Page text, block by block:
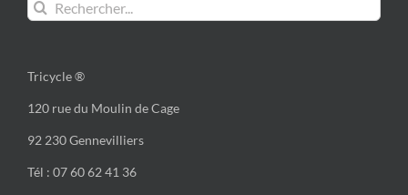
Rechercher:
Tricycle ®
120 rue du Moulin de Cage
92 230 Gennevilliers
Tél : 07 60 62 41 36